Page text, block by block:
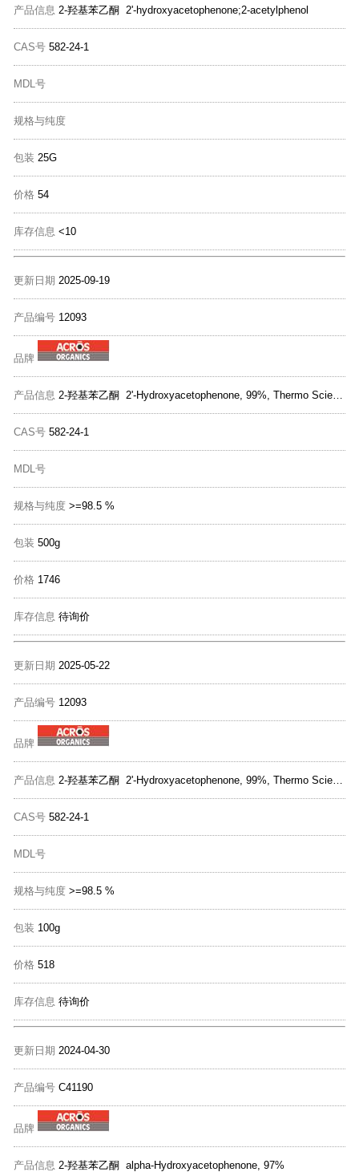
产品信息 2-羟基苯乙酮 2'-hydroxyacetophenone;2-acetylphenol
CAS号 582-24-1
MDL号
规格与纯度
包装 25G
价格 54
库存信息 <10
更新日期 2025-09-19
产品编号 12093
品牌
产品信息 2-羟基苯乙酮 2'-Hydroxyacetophenone, 99%, Thermo Scientific Chemicals
CAS号 582-24-1
MDL号
规格与纯度 >=98.5 %
包装 500g
价格 1746
库存信息 待询价
更新日期 2025-05-22
产品编号 12093
品牌
产品信息 2-羟基苯乙酮 2'-Hydroxyacetophenone, 99%, Thermo Scientific Chemicals
CAS号 582-24-1
MDL号
规格与纯度 >=98.5 %
包装 100g
价格 518
库存信息 待询价
更新日期 2024-04-30
产品编号 C41190
品牌
产品信息 2-羟基苯乙酮 alpha-Hydroxyacetophenone, 97%